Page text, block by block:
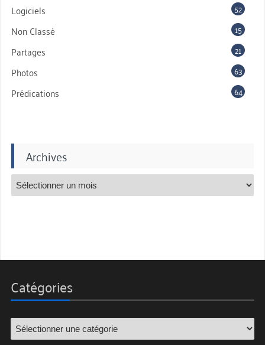
Logiciels 52
Non Classé 15
Partages 21
Photos 63
Prédications 64
Archives
Catégories